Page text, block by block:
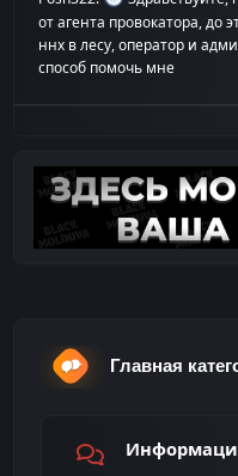
от агента провокатора, до
ннх в лесу, оператор и
способ помочь мне
Главная